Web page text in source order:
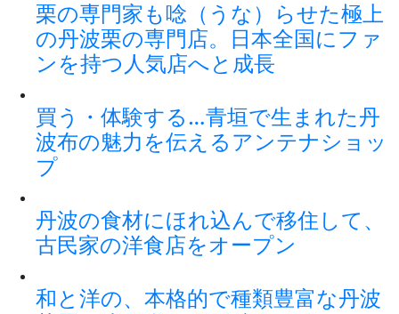
栗の専門家も唸（うな）らせた極上
の丹波栗の専門店。日本全国にファ
ンを持つ人気店へと成長
買う・体験する…青垣で生まれた丹
波布の魅力を伝えるアンテナショッ
プ
丹波の食材にほれ込んで移住して、
古民家の洋食店をオープン
和と洋の、本格的で種類豊富な丹波